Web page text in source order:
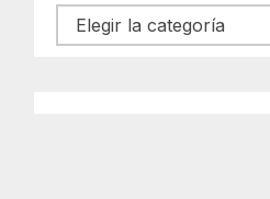
Categorías